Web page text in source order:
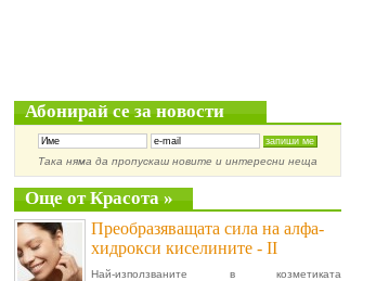
Абонирай се за новости
Така няма да пропускаш новите и интересни неща
Още от Красота »
Преобразяващата сила на алфа-
хидрокси киселините - II
Най-използваните в козметиката